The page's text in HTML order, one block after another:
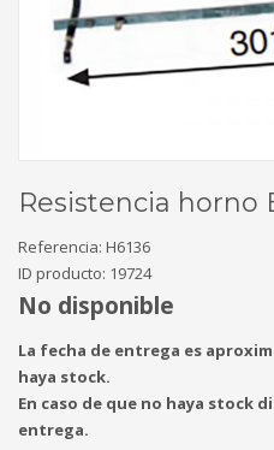
Resistencia horno
Referencia: H6136
ID producto: 19724
No disponible
La fecha de entrega es
haya stock.
En caso de que no haya stock
entrega.